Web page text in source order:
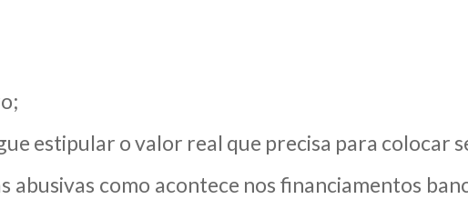
estipular o valor real que precisa para colocar
abusivas como acontece nos financiamentos